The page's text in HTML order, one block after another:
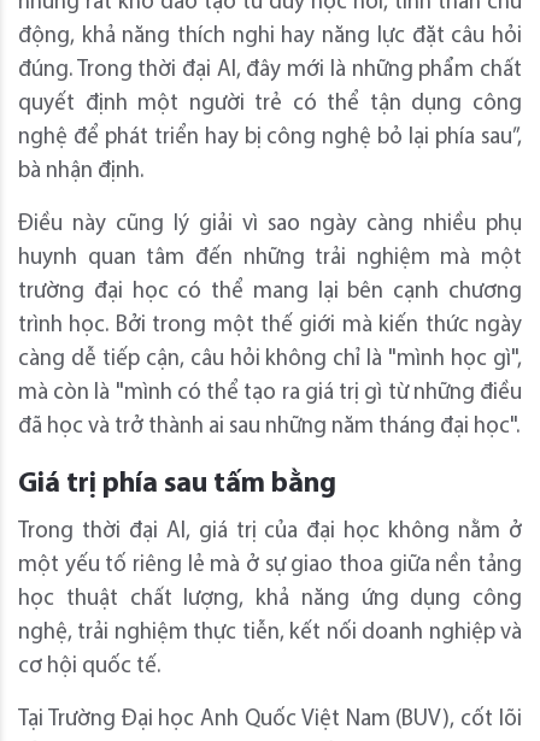
động, khả năng thích nghi hay năng lực đặt câu hỏi
đúng. Trong thời đại AI, đây mới là những phẩm chất
quyết định một người trẻ có thể tận dụng công
nghệ để phát triển hay bị công nghệ bỏ lại phía sau”,
bà nhận định.
Điều này cũng lý giải vì sao ngày càng nhiều phụ
huynh quan tâm đến những trải nghiệm mà một
trường đại học có thể mang lại bên cạnh chương
trình học. Bởi trong một thế giới mà kiến thức ngày
càng dễ tiếp cận, câu hỏi không chỉ là "mình học gì",
mà còn là "mình có thể tạo ra giá trị gì từ những điều
đã học và trở thành ai sau những năm tháng đại học".
Giá trị phía sau tấm bằng
Trong thời đại AI, giá trị của đại học không nằm ở
một yếu tố riêng lẻ mà ở sự giao thoa giữa nền tảng
học thuật chất lượng, khả năng ứng dụng công
nghệ, trải nghiệm thực tiễn, kết nối doanh nghiệp và
cơ hội quốc tế.
Tại Trường Đại học Anh Quốc Việt Nam (BUV), cốt lõi